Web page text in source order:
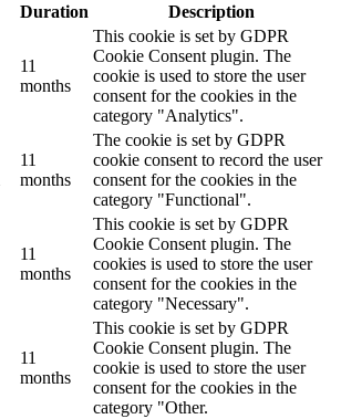
Duration Description
11
months
This cookie is set by GDPR
Cookie Consent plugin. The
cookie is used to store the user
consent for the cookies in the
category "Analytics".
11
months
The cookie is set by GDPR
cookie consent to record the user
consent for the cookies in the
category "Functional".
11
months
This cookie is set by GDPR
Cookie Consent plugin. The
cookies is used to store the user
consent for the cookies in the
category "Necessary".
11
months
This cookie is set by GDPR
Cookie Consent plugin. The
cookie is used to store the user
consent for the cookies in the
category "Other.